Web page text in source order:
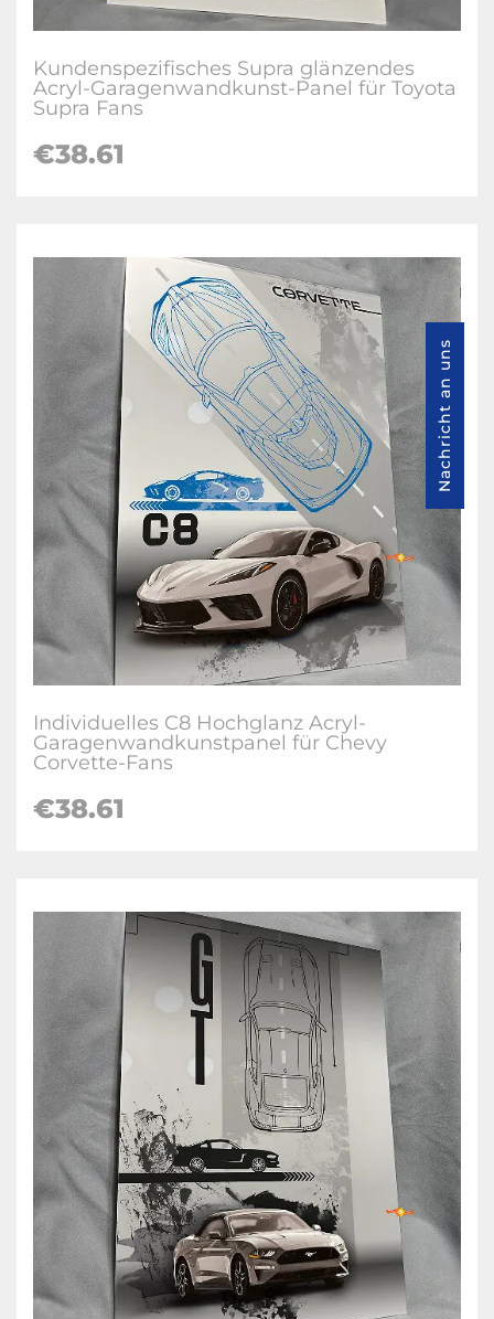
Kundenspezifisches Supra glänzendes
Acryl-Garagenwandkunst-Panel für Toyota
Supra Fans
€38.61
Individuelles C8 Hochglanz Acryl-
Garagenwandkunstpanel für Chevy
Corvette-Fans
€38.61
Nachricht an uns